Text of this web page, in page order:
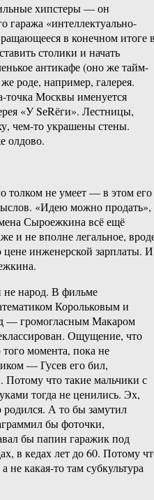
хипстеры — он
гаража «интеллектуально-
в конечном итоге
столики и начать
антикафе (оно же тайм-
роде, например, галерея.
точка Москвы именуется
«У SеRёги». Лестницы,
чем-то украшены стены.
олдово.
толком не умеет — в этом его
«Идею можно продать»,
Сыроежкина всё ещё
и не вполне легальное,
инженерской зарплаты. И
народ. В фильме
Корольковым и
— громогласным Макаром
Ощущение, что
момента, пока не
— Гусев его бил,
что такие мальчики с
тогда не ценились. Эх,
родился. А то бы замутил
бы фоточки,
бы папин гаражик под
в кедах лет до 60. Потому
какая-то там субкультура